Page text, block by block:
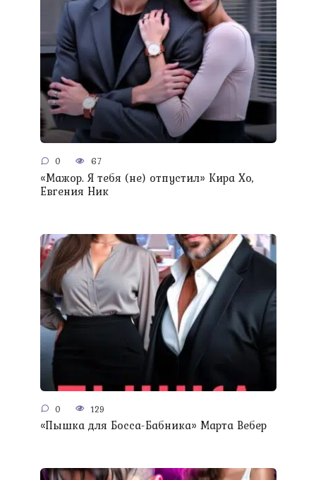
0 67
«Мажор. Я тебя (не) отпустил» Кира Хо,
Евгения Ник
0 129
«Пышка для Босса-Бабника» Марта Вебер